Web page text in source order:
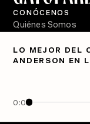
LO MEJOR DEL
ANDERSON EN
0:00
CONÓCENOS
Quiénes Somos
PÓDCASTS
Crecer en Distopía